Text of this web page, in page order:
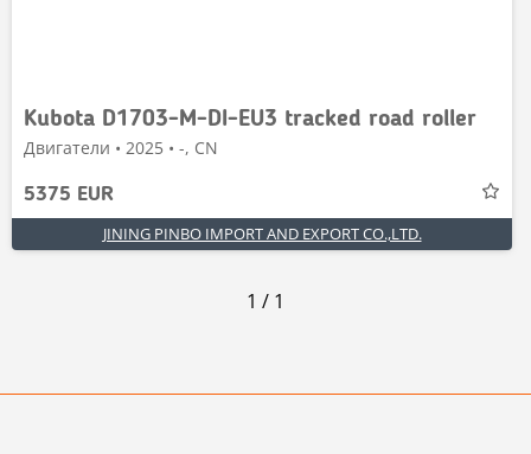
Kubota D1703-M-DI-EU3 tracked road roller
Двигатели • 2025 • -, CN
5375 EUR
JINING PINBO IMPORT AND EXPORT CO.,LTD.
1 / 1